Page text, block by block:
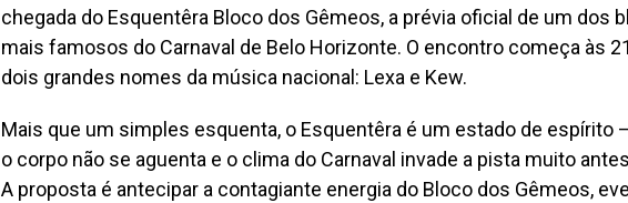
chegada do Esquentêra Bloco dos Gêmeos, a prévia oficial de um dos
mais famosos do Carnaval de Belo Horizonte. O encontro começa às
dois grandes nomes da música nacional: Lexa e Kew.
Mais que um simples esquenta, o Esquentêra é um estado de espírito
o corpo não se aguenta e o clima do Carnaval invade a pista muito
A proposta é antecipar a contagiante energia do Bloco dos Gêmeos,